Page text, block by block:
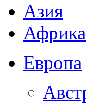
Азия
Африка
Европа